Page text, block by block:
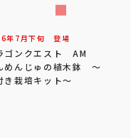
年 7 月下旬 登場
ゴンクエスト AM
めんじゅの植木鉢 ～
き栽培キット～